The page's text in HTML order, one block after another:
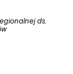
ds.